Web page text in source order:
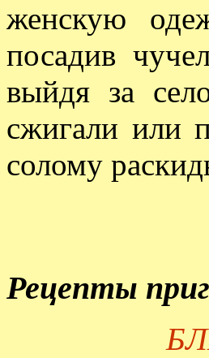
женскую
посадив
выйдя за
сжигали или
солому
Рецепты